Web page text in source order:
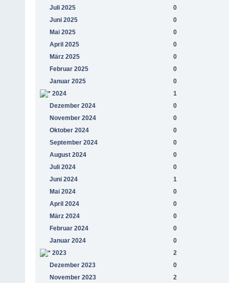
Juli 2025
0
Juni 2025
0
Mai 2025
0
April 2025
0
März 2025
0
Februar 2025
0
Januar 2025
0
2024
1
Dezember 2024
0
November 2024
0
Oktober 2024
0
September 2024
0
August 2024
0
Juli 2024
0
Juni 2024
1
Mai 2024
0
April 2024
0
März 2024
0
Februar 2024
0
Januar 2024
0
2023
2
Dezember 2023
0
November 2023
2